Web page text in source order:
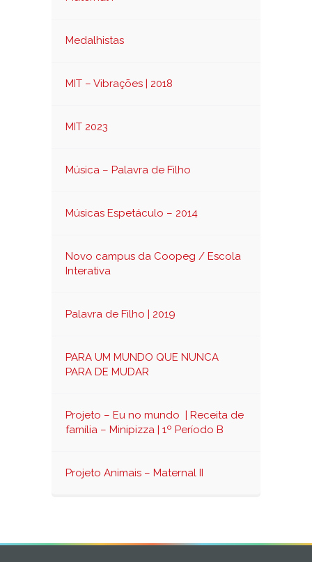
Medalhistas
MIT – Vibrações | 2018
MIT 2023
Música – Palavra de Filho
Músicas Espetáculo – 2014
Novo campus da Coopeg / Escola
Interativa
Palavra de Filho | 2019
PARA UM MUNDO QUE NUNCA
PARA DE MUDAR
Projeto – Eu no mundo | Receita de
família – Minipizza | 1º Período B
Projeto Animais – Maternal II